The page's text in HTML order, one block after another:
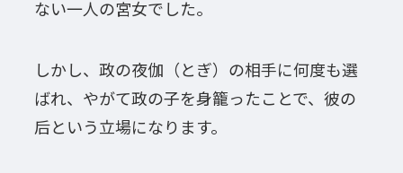
ない一人の宮女でした。
しかし、政の夜伽（とぎ）の相手に何度も選
ばれ、やがて政の子を身籠ったことで、彼の
后という立場になります。